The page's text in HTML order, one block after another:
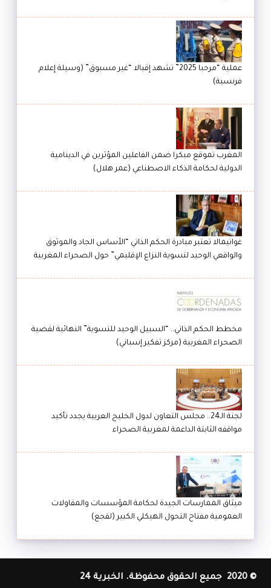
عملية “مرحبا 2025” تشهد إقبالا “غير مسبوق” (وسيلة إعلام
فرنسية)
المغرب تموقع مبكرا ضمن الفاعلين المؤثرين في الدينامية
الدولية لحكامة الذكاء الاصطناعي (عمر هلال)
غواتيمالا تعتبر مبادرة الحكم الذاتي “الأساس الجاد والموثوق
والواقعي الوحيد لتسوية النزاع الإقليمي” حول الصحراء المغربية
مخطط الحكم الذاتي.. “السبيل الوحيد للتسوية” النهائية لقضية
الصحراء المغربية (مركز تفكير إسباني)
لجنة الـ24.. مجلس التعاون لدول الخليج العربية يجدد تأكيد
مواقفه الثابتة الداعمة لمغربية الصحراء
ميثاق الممارسات الجيدة لحكامة المؤسسات والمقاولات
العمومية مفتاح التحول الهيكلي الكبير (لقجع)
© 2020 جميع الحقوق محفوظة. الخبرية 24